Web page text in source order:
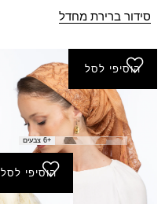
סידור ברירת מחדל
הוסיפי לסל
מטפחת סיון
₪200.00
+6 צבעים
הוסיפי לסל